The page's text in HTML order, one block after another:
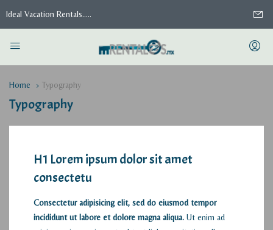
Ideal Vacation Rentals.....
Home Typography
Typography
H1 Lorem ipsum dolor sit amet
consectetu
Consectetur adipisicing elit, sed do eiusmod tempor
incididunt ut labore et dolore magna aliqua. Ut enim ad